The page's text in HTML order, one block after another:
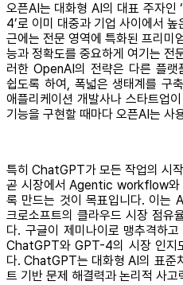
오픈AI는 대화형 AI의 대표 주자인
4’로 이미 대중과 기업 사이에서
근에는 전문 영역에 특화된 프리미
능과 정확도를 중요하게 여기는 전
러한 OpenAI의 전략은 다른 플
쉽도록 하여, 폭넓은 생태계를 구
애플리케이션 개발사나 스타트업
기능을 구현할 때마다 오픈AI는 사
특히 ChatGPT가 모든 작업의 시
곧 시장에서 Agentic workflow와
록 만드는 것이 목표입니다. 이는
크로소프트의 클라우드 시장 점유
다. 구글이 제미나이로 맹추격하
ChatGPT와 GPT-4의 시장 인지
다. ChatGPT는 대화형 AI의 표준
트 기반 문제 해결력과 논리적 사